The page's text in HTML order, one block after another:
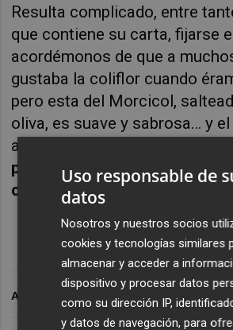
Resulta complicado, entre
que contiene su carta, fijarse
acordémonos de que a
gustaba la coliflor cuando
pero esta del Morcicol,
oliva, es suave y sabrosa… y
acompañamiento, contundente.
pídanlo cuando vayan.
cursilería y los prejuicios.
ARCHIVADO EN
Uso responsable de
datos
Nosotros y nuestros socios
cookies y tecnologías similares
almacenar y acceder a
dispositivo y procesar datos
como su dirección IP,
y datos de navegación, para